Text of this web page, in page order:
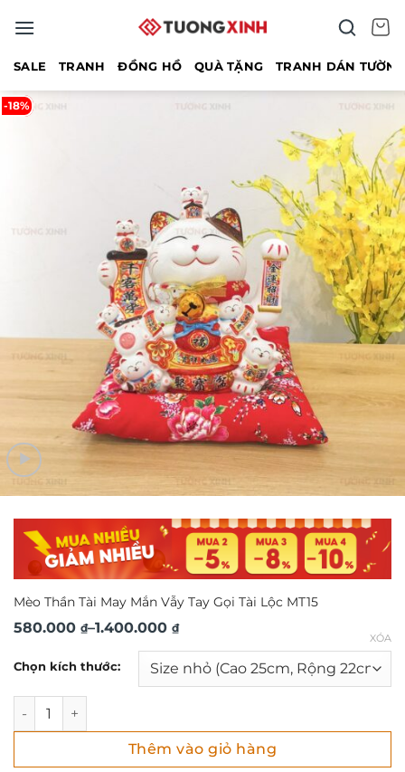
qua
SALE TRANH ĐỒNG HỒ QUÀ TẶNG TRANH DÁN
-18%
Mèo Thần Tài May Mắn Vẫy Tay Gọi Tài Lộc MT15
580.000 ₫–1.400.000 ₫
Khoảng
580.000 ₫
đến
1.400.000 ₫
Chọn kích thước:
XÓA
Mèo Thần Tài May Mắn Vẫy Tay Gọi Tài Lộc MT15 số lượng
Thêm vào giỏ hàng